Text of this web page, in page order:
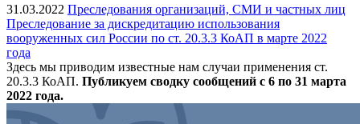
31.03.2022 Преследования организаций, СМИ и частных лиц
Преследование за дискредитацию использования
вооруженных сил России по ст. 20.3.3 КоАП в марте 2022
года
Здесь мы приводим известные нам случаи применения ст.
20.3.3 КоАП. Публикуем сводку сообщений с 6 по 31 марта
2022 года.